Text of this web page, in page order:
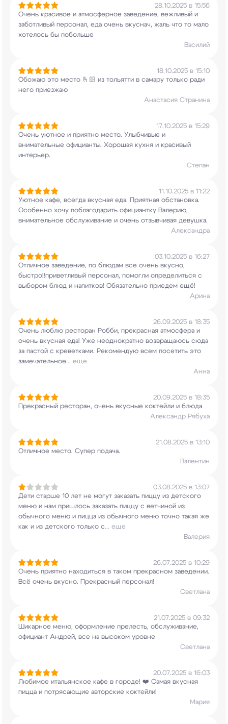
28.10.2025 в 15:56
Очень красивое и атмосферное заведение, вежливый и
заботливый персонал, еда очень вкуснач, жаль что то мало
хотелось бы побольше
Василий
18.10.2025 в 15:10
Обожаю это место 🫰🏻 из тольятти в самару только ради
него приезжаю
Анастасия Странина
17.10.2025 в 15:29
Очень уютное и приятно место. Улыбчивые и
внимательные официанты. Хорошая кухня и красивый
интерьер.
Степан
11.10.2025 в 11:22
Уютное кафе, всегда вкусная еда. Приятная обстановка.
Особенно хочу поблагодарить официантку Валерию,
внимательное обслуживание и очень отзывчивая девушка.
Александра
03.10.2025 в 16:27
Отличное заведение, по блюдам все очень вкусно,
быстро!!приветливый персонал, помогли определиться с
выбором блюд и напитков! Обязательно приедем ещё!
Арина
26.09.2025 в 18:35
Очень люблю ресторан Робби, прекрасная атмосфера и
очень вкусная еда! Уже неоднократно возвращаюсь сюда
за пастой с креветками. Рекомендую всем посетить это
замечательное... еще
Анна
20.09.2025 в 18:35
Прекрасный ресторан, очень вкусные коктейли и блюда
Александр Рябуха
21.08.2025 в 13:10
Отличное место. Супер подача.
Валентин
03.08.2025 в 13:07
Дети старше 10 лет не могут заказать пиццу из детского
меню и нам пришлось заказать пиццу с ветчиной из
обычного меню и пицца из обычного меню точно такая же
как и из детского только с... еще
Валерия
26.07.2025 в 10:29
Очень приятно находиться в таком прекрасном заведении.
Всё очень вкусно. Прекрасный персонал!
Светлана
21.07.2025 в 09:32
Шикарное меню, оформление прелесть, обслуживание,
официант Андрей, все на высоком уровне
Светлана
20.07.2025 в 16:03
Любимое итальянское кафе в городе! ❤️ Самая вкусная
пицца и потрясающие авторские коктейли!
Мария